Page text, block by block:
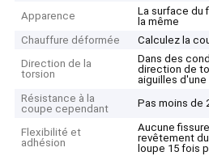
Apparence
La surface du
la même
Chauffure déformée
Calculez la
Direction de la
torsion
Dans des
direction de
aiguilles
Résistance à la
coupe cependant
Pas moins de
Flexibilité et
adhésion
Aucune
revêtement
loupe 15 fois p